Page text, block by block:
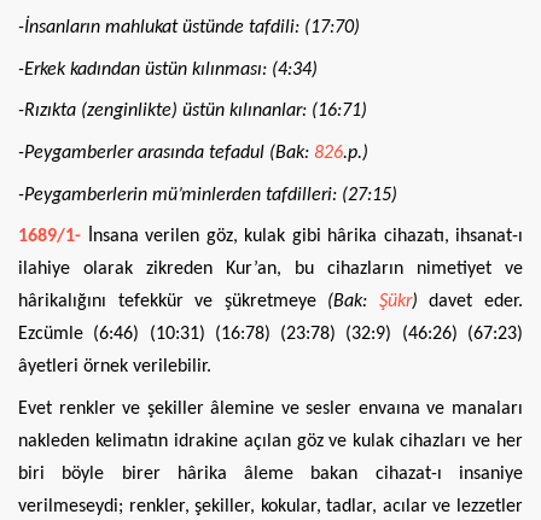
-İnsanların mahlukat üstünde tafdili: (17:70)
-Erkek kadından üstün kılınması: (4:34)
-Rızıkta (zenginlikte) üstün kılınanlar: (16:71)
-Peygamberler arasında tefadul (Bak: 826.p.)
-Peygamberlerin mü’minlerden tafdilleri: (27:15)
1689/1-
İnsana verilen göz, kulak gibi hârika cihazatı, ihsanat-ı
ilahiye olarak zikreden Kur’an, bu cihazların nimetiyet ve
hârikalığını tefekkür ve şükretmeye (Bak: Şükr) davet eder.
Ezcümle (6:46) (10:31) (16:78) (23:78) (32:9) (46:26) (67:23)
âyetleri örnek verilebilir.
Evet renkler ve şekiller âlemine ve sesler envaına ve manaları
nakleden kelimatın idrakine açılan göz ve kulak cihazları ve her
biri böyle birer hârika âleme bakan cihazat-ı insaniye
verilmeseydi; renkler, şekiller, kokular, tadlar, acılar ve lezzetler